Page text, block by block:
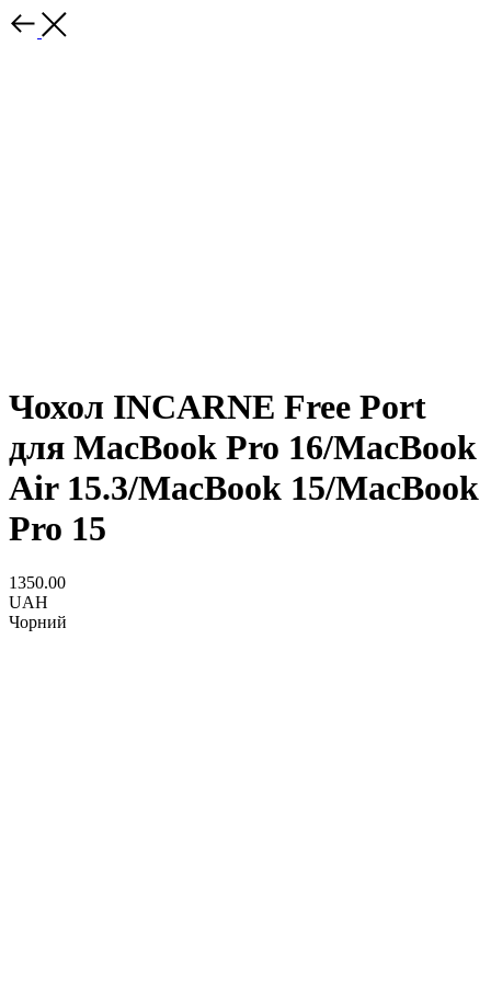
Чохол INCARNE Free Port
для MacBook Pro 16/MacBook
Air 15.3/MacBook 15/MacBook
Pro 15
1350.00
UAH
Чорний